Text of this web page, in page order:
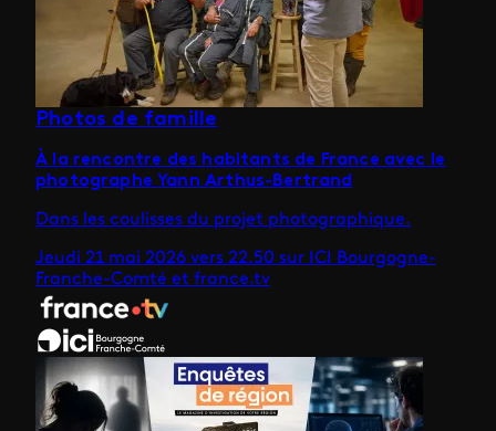
Photos de famille
À la rencontre des habitants de France avec le
photographe Yann Arthus-Bertrand
Dans les coulisses du projet photographique.
Jeudi 21 mai 2026 vers 22.50 sur ICI Bourgogne-
Franche-Comté et france.tv